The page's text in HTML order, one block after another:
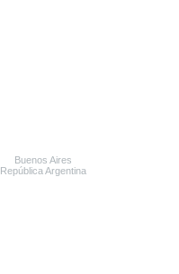
Buenos Aires
República Argentina